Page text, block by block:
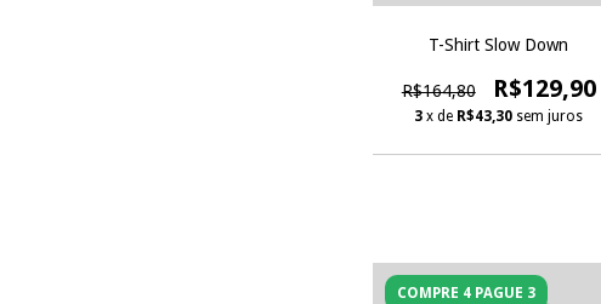
T-Shirt Slow Down
R$164,80 R$129,90
3 x de R$43,30 sem juros
COMPRE 4 PAGUE 3